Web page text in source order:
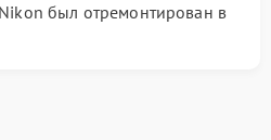
был отремонтирован в